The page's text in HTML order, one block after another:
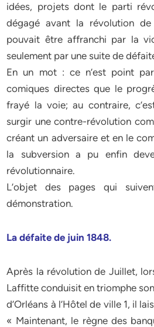
idées, projets dont le parti
dégagé avant la révolution
pouvait être affranchi par la
seulement par une suite de
En un mot : ce n’est point
comiques directes que le
frayé la voie; au contraire,
surgir une contre-révolution
créant un adversaire et en le
la subversion a pu enfin
révolutionnaire.
L’objet des pages qui
démonstration.
La défaite de juin 1848.
Après la révolution de Juillet,
Laffitte conduisit en triomphe
d’Orléans à l’Hôtel de ville 1, il
« Maintenant, le règne des